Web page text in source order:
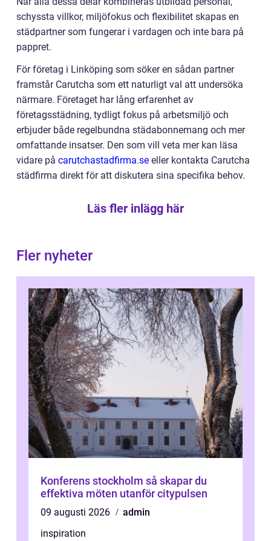
schyssta villkor, miljöfokus och flexibilitet skapas en
städpartner som fungerar i vardagen och inte bara på
pappret.
För företag i Linköping som söker en sådan partner
framstår Carutcha som ett naturligt val att undersöka
närmare. Företaget har lång erfarenhet av
företagsstädning, tydligt fokus på arbetsmiljö och
erbjuder både regelbundna städabonnemang och mer
omfattande insatser. Den som vill veta mer kan läsa
vidare på carutchastadfirma.se eller kontakta Carutcha
städfirma direkt för att diskutera sina specifika behov.
Läs fler inlägg här
Fler nyheter
Konferens stockholm så skapar du
effektiva möten utanför citypulsen
09 augusti 2026
admin
inspiration